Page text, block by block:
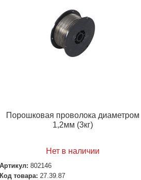
Порошковая проволока диаметром
1,2мм (3кг)
Нет в наличии
Артикул: 802146
Код товара: 27.39.87